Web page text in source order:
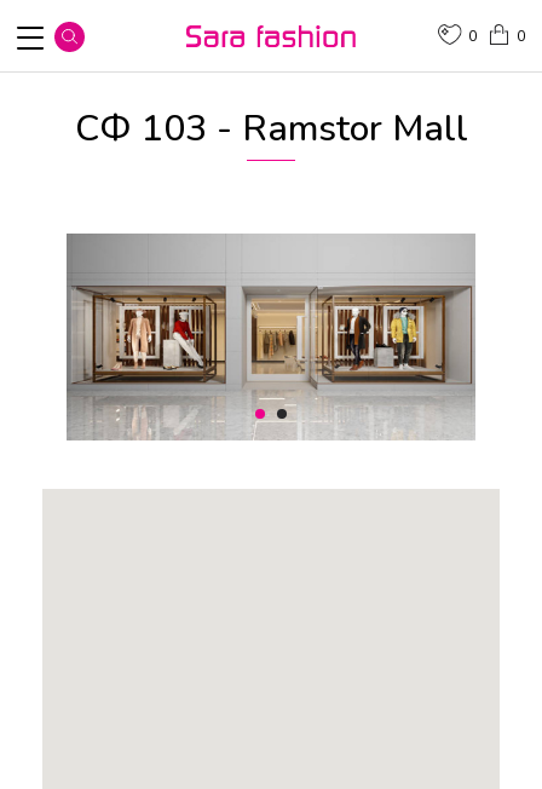
0
0
СФ 103 - Ramstor Mall
1 2